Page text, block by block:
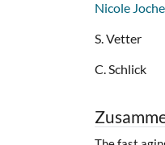
Nicole
S. Vetter
C. Schlick